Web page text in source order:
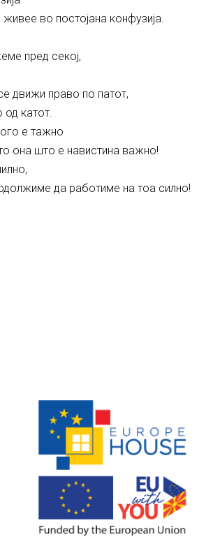
во постојана конфузија.
пред секој,
движи право по патот,
од катот.
е тажно
она што е навистина важно!
да работиме на тоа силно!